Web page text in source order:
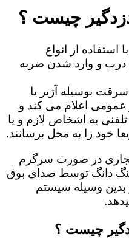
چیست ؟
از انواع
و وارد شدن ضربه
بوسیله آژیر یا
اعلام می کند و
به اشخاص لازم و یا
خود را به محل برسانند.
در صورت سرگرم
دانگ توسط صدای بوق
بدین وسیله سیستم
چیست ؟